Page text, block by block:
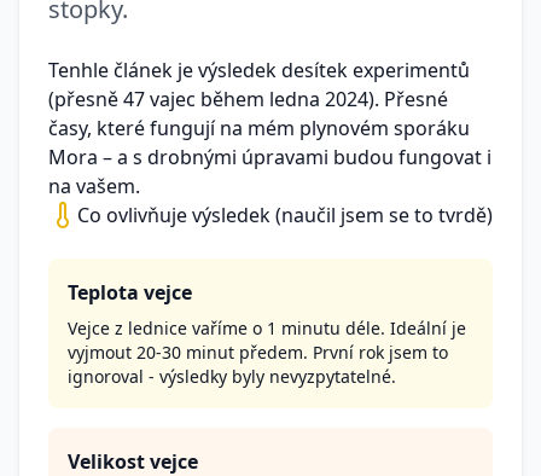
stopky.
Tenhle článek je výsledek desítek experimentů
(přesně 47 vajec během ledna 2024). Přesné
časy, které fungují na mém plynovém sporáku
Mora – a s drobnými úpravami budou fungovat i
na vašem.
Co ovlivňuje výsledek (naučil jsem se to tvrdě)
Teplota vejce
Vejce z lednice vaříme o 1 minutu déle. Ideální je
vyjmout 20-30 minut předem. První rok jsem to
ignoroval - výsledky byly nevyzpytatelné.
Velikost vejce